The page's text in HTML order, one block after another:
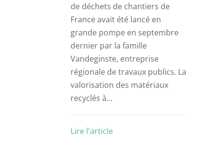
de déchets de chantiers de
France avait été lancé en
grande pompe en septembre
dernier par la famille
Vandeginste, entreprise
régionale de travaux publics. La
valorisation des matériaux
recyclés à...
Lire l'article